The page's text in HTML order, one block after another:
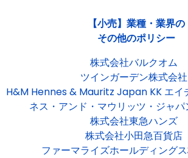
【小売】業種・業界の
その他のポリシー
株式会社バルクオム
ツインガーデン株式会社
H&M Hennes & Mauritz Japan KK エイ
ネス・アンド・マウリッツ・ジャ
株式会社東急ハンズ
株式会社小田急百貨店
ファーマライズホールディング